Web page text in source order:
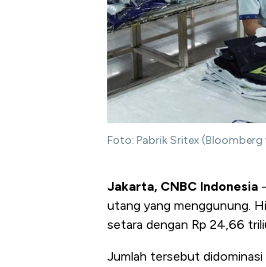
Foto: Pabrik Sritex
Jakarta, CNBC Indonesia
utang yang menggunung.
setara dengan Rp 24,66
Jumlah tersebut